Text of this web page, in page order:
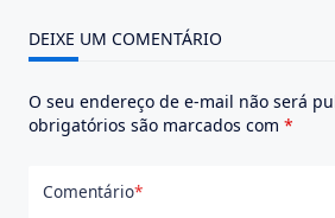
DEIXE UM COMENTÁRIO
O seu endereço de e-mail não será
obrigatórios são marcados com *
Comentário*